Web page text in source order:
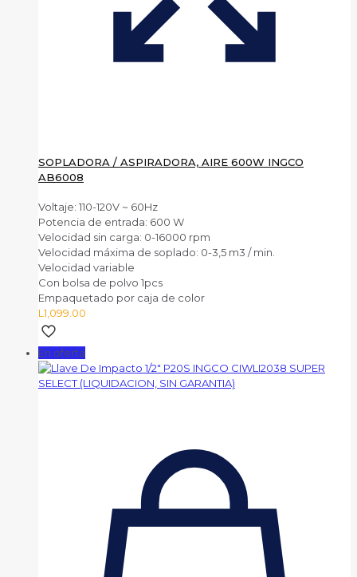
SOPLADORA / ASPIRADORA, AIRE 600W INGCO
AB6008
Voltaje: 110-120V ~ 60Hz
Potencia de entrada: 600 W
Velocidad sin carga: 0-16000 rpm
Velocidad máxima de soplado: 0-3,5 m3 / min.
Velocidad variable
Con bolsa de polvo 1pcs
Empaquetado por caja de color
L1,099.00
En oferta